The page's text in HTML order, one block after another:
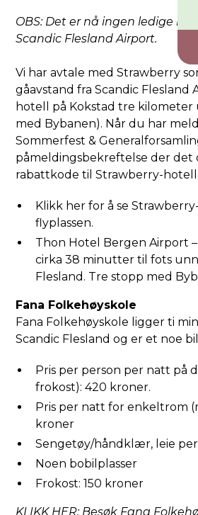
‍OBS: Det er nå ingen ledige
Scandic Flesland Airport.
Vi har avtale med Strawberry
gåavstand fra Scandic Flesland
hotell på Kokstad tre kilometer
med Bybanen). Når du har
Sommerfest &
påmeldingsbekreftelse der det
rabattkode til Strawberry-
Klikk her for å se
flyplassen.
Thon Hotel Bergen Airport
cirka 38 minutter til fots
Flesland. Tre stopp med
Fana Folkehøyskole
Fana Folkehøyskole ligger ti
Scandic Flesland og er et noe
Pris per person per natt på
frokost): 420 kroner.
Pris per natt for enkeltrom
kroner
Sengetøy/håndklær, leie per
Noen bobilplasser
Frokost: 150 kroner
KLIKK HER: Besøk Fana